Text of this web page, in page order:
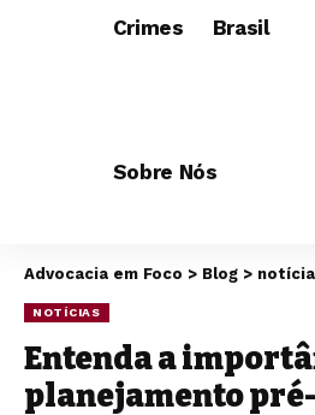
Crimes Brasil
Sobre Nós
Advocacia em Foco > Blog >
NOTÍCIAS
Entenda a
planejamento pré-